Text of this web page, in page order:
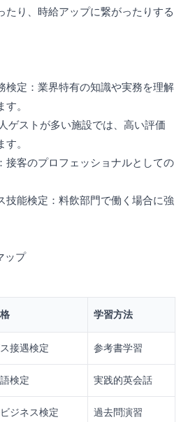
たり、時給アップに繋がったりする
検定：業界特有の知識や実務を理解
。
ゲストが多い施設では、高い評価
。
接客のプロフェッショナルとしての
技能検定：料飲部門で働く場合に強
ップ
学習方法
接遇検定 参考書学習
検定 実践的英会話
ジネス検定 過去問演習